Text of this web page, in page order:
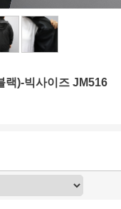
랙)-빅사이즈 JM516